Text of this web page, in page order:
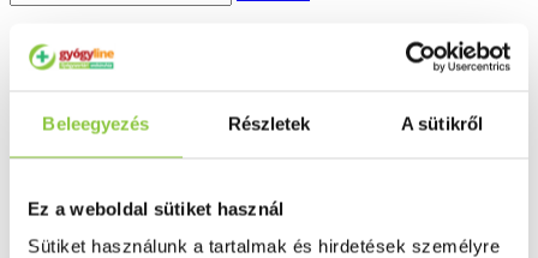
Beleegyezés Részletek A sütikről
Ez a weboldal sütiket használ
Sütiket használunk a tartalmak és hirdetések személyre